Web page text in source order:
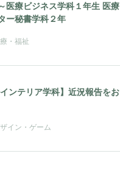
医療ビジネス学科１年生 医療
ー秘書学科２年
・福祉
ンテリア学科】近況報告をお
イン・ゲーム